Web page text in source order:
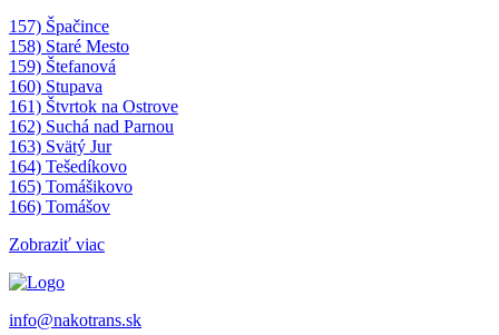
157) Špačince
158) Staré Mesto
159) Štefanová
160) Stupava
161) Štvrtok na Ostrove
162) Suchá nad Parnou
163) Svätý Jur
164) Tešedíkovo
165) Tomášikovo
166) Tomášov
Zobraziť viac
info@nakotrans.sk